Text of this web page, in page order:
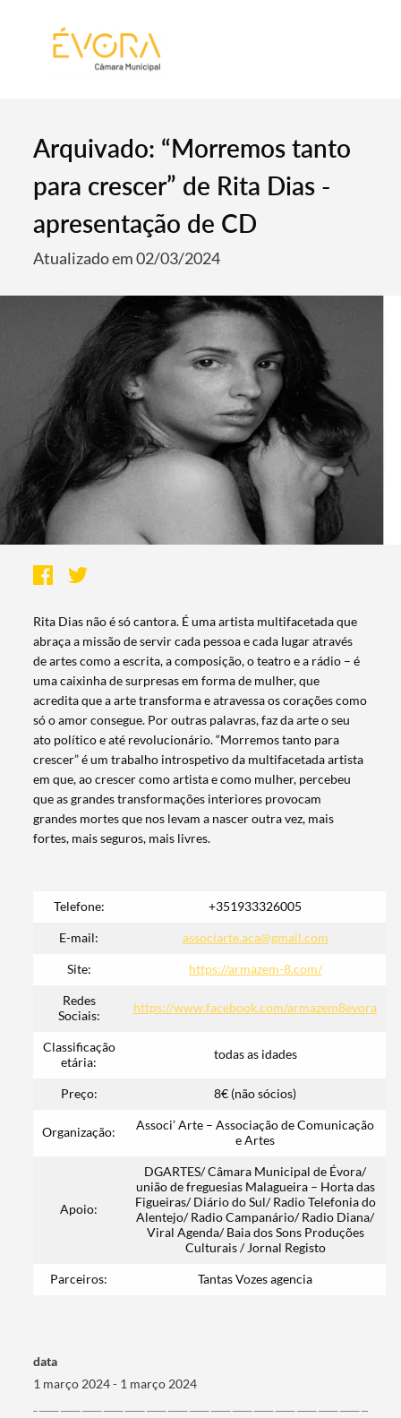
Termo de Pesquisa
Categorias gerais
Arquivado: “Morremos tanto
para crescer” de Rita Dias -
apresentação de CD
Atualizado em 02/03/2024
Rita Dias não é só cantora. É uma artista multifacetada que
abraça a missão de servir cada pessoa e cada lugar através
de artes como a escrita, a composição, o teatro e a rádio – é
uma caixinha de surpresas em forma de mulher, que
acredita que a arte transforma e atravessa os corações como
só o amor consegue. Por outras palavras, faz da arte o seu
ato político e até revolucionário. “Morremos tanto para
crescer” é um trabalho introspetivo da multifacetada artista
em que, ao crescer como artista e como mulher, percebeu
que as grandes transformações interiores provocam
grandes mortes que nos levam a nascer outra vez, mais
fortes, mais seguros, mais livres.
Telefone: +351933326005
E-mail: associarte.aca@gmail.com
Site: https://armazem-8.com/
Redes
Sociais:
https://www.facebook.com/armazem8evora
Classificação
etária:
todas as idades
Preço: 8€ (não sócios)
Organização:
Associ’ Arte – Associação de Comunicação
e Artes
Apoio:
DGARTES/ Câmara Municipal de Évora/
união de freguesias Malagueira – Horta das
Figueiras/ Diário do Sul/ Radio Telefonia do
Alentejo/ Radio Campanário/ Radio Diana/
Viral Agenda/ Baia dos Sons Produções
Culturais / Jornal Registo
Parceiros: Tantas Vozes agencia
data
1 março 2024 - 1 março 2024